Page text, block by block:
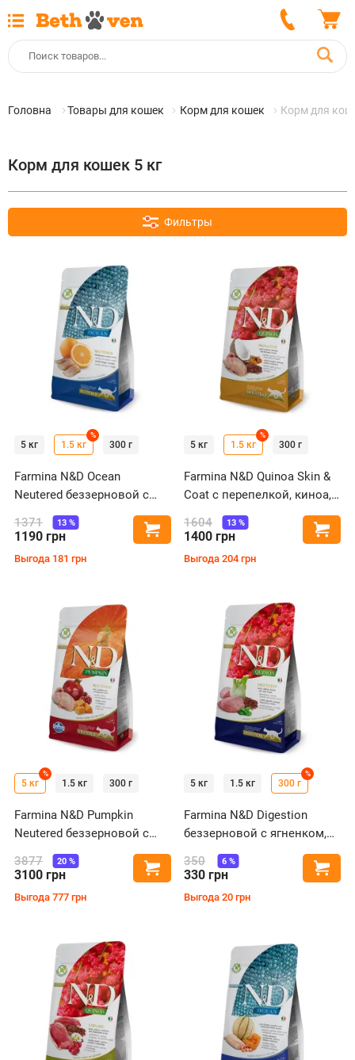
Головна Товары для кошек Корм для кошек Корм для
Корм для кошек 5 кг
Фильтры
5 кг 1.5 кг
%
300 г
Farmina N&D Ocean
Neutered беззерновой с
сельдью и апельсином для
стерилизованных кошек
1371
1190 грн
13%
Купить
Выгода 181 грн
5 кг 1.5 кг
%
300 г
Farmina N&D Quinoa Skin &
Coat с перепелкой, киноа,
кокосом и куркумой для
кошек при пищевой
1604
1400 грн
13%
Выгода 204 грн
5 кг
%
1.5 кг 300 г
Farmina N&D Pumpkin
Neutered беззерновой с
перепелом и тыквой для
стерилизованных кошек
3877
3100 грн
20%
Купить
Выгода 777 грн
5 кг 1.5 кг 300 г
%
Farmina N&D Digestion
беззерновой с ягненком,
киноа и фенхелем для
кошек с чувствительным
350
330 грн
6%
Выгода 20 грн